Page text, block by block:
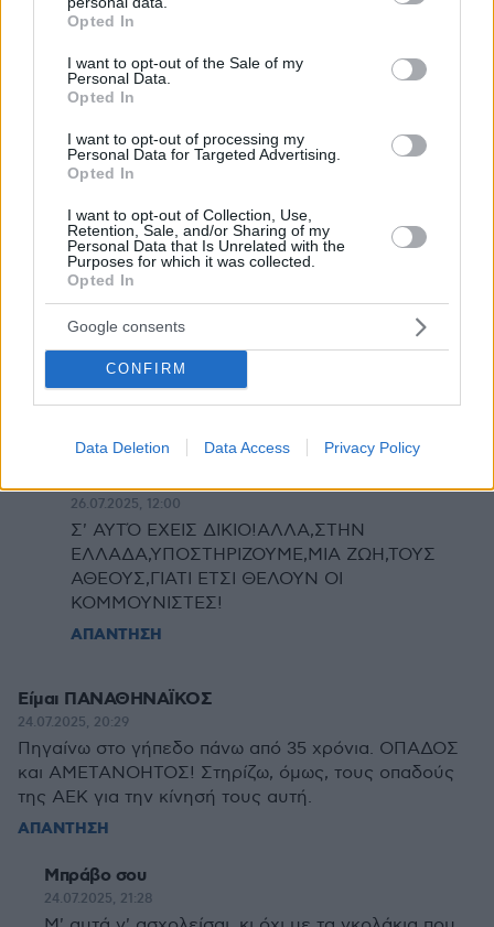
grant or deny consent to Google and its third-party tags to
use your data for below specified purposes in below Google
consent section.
Opted In
I want to opt-out of the Sale of my
Personal Data.
Opted In
I want to opt-out of processing my
Personal Data for Targeted Advertising.
Opted In
I want to opt-out of Collection, Use,
Retention, Sale, and/or Sharing of my
Personal Data that Is Unrelated with the
Purposes for which it was collected.
Opted In
Google consents
CONFIRM
Data Deletion Data Access Privacy Policy
Προμηθέας
Να μην βρίσκουν τόπο να σταθούν. Σε λιμάνια,νησιά,
γήπεδα, ημερίδες, πανεπιστήμια. Επειδή τους
ανθρωπότητα.
ΑΠΑΝΤΗΣΗ
V For Βλαξ
24.07.2025, 21:56
Εννοείς τους Παλαιστίνιους?! Σφαγή αθλητών @
Μόναχο 1972. Ξεκίνα από εκεί και θα σου πω και
τα υπόλοιπα. Απλά, δεν χωράνε εδώ.
26.07.2025, 12:00
Σ' ΑΥΤΌ ΕΧΕΙΣ ΔΙΚΙΟ!ΑΛΛΑ,ΣΤΗΝ
ΕΛΛΑΔΑ,ΥΠΟΣΤΗΡΙΖΟΥΜΕ,ΜΙΑ ΖΩΗ,ΤΟΥΣ
ΑΘΕΟΥΣ,ΓΙΑΤΙ ΕΤΣΙ ΘΕΛΟΥΝ ΟΙ
ΚΟΜΜΟΥΝΙΣΤΕΣ!
ΑΠΑΝΤΗΣΗ
Είμαι ΠΑΝΑΘΗΝΑΪΚΟΣ
24.07.2025, 20:29
Πηγαίνω στο γήπεδο πάνω από 35 χρόνια. ΟΠΑΔΟΣ
και ΑΜΕΤΑΝΟΗΤΟΣ! Στηρίζω, όμως, τους οπαδούς
της ΑΕΚ για την κίνησή τους αυτή.
ΑΠΑΝΤΗΣΗ
Μπράβο σου
24.07.2025, 21:28